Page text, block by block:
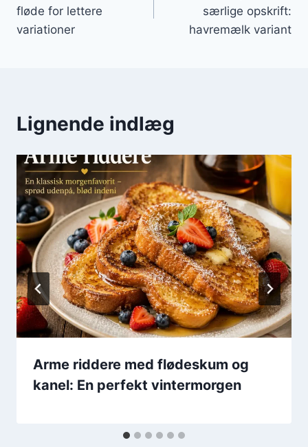
fløde for lettere
variationer
særlige opskrift:
havremælk variant
Lignende indlæg
Arme riddere med flødeskum og
kanel: En perfekt vintermorgen